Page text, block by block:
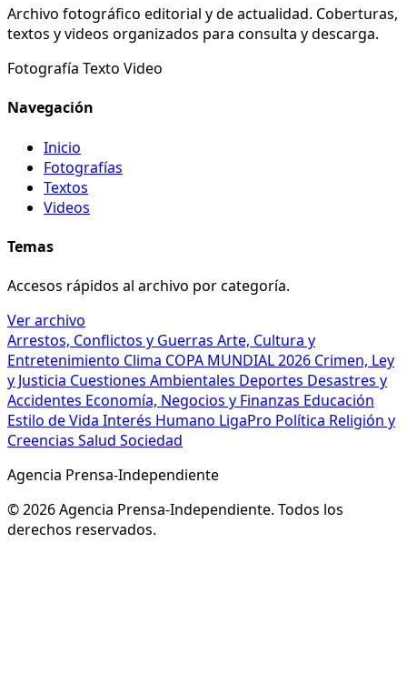
Archivo fotográfico editorial y de actualidad. Coberturas,
textos y videos organizados para consulta y descarga.
Fotografía Texto Video
Navegación
Inicio
Fotografías
Textos
Videos
Temas
Accesos rápidos al archivo por categoría.
Ver archivo
Arrestos, Conflictos y Guerras Arte, Cultura y
Entretenimiento Clima COPA MUNDIAL 2026 Crimen, Ley
y Justicia Cuestiones Ambientales Deportes Desastres y
Accidentes Economía, Negocios y Finanzas Educación
Estilo de Vida Interés Humano LigaPro Política Religión y
Creencias Salud Sociedad
Agencia Prensa-Independiente
© 2026 Agencia Prensa-Independiente. Todos los
derechos reservados.